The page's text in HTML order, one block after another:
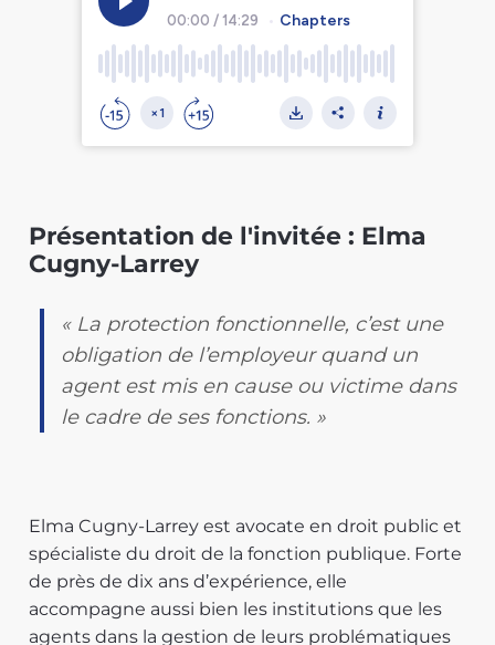
Présentation de l'invitée : Elma
Cugny-Larrey
« La protection fonctionnelle, c’est une
obligation de l’employeur quand un
agent est mis en cause ou victime dans
le cadre de ses fonctions. »
Elma Cugny-Larrey est avocate en droit public et
spécialiste du droit de la fonction publique. Forte
de près de dix ans d’expérience, elle
accompagne aussi bien les institutions que les
agents dans la gestion de leurs problématiques